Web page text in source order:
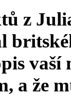
z
vaší
a že